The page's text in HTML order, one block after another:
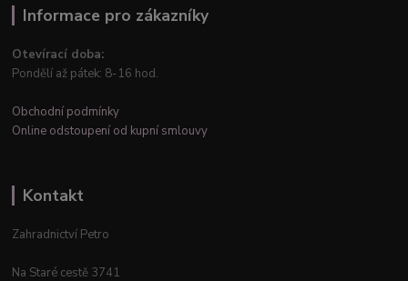
Informace pro zákazníky
Otevírací doba:
Pondělí až pátek: 8-16 hod.
Obchodní podmínky
Online odstoupení od kupní smlouvy
Kontakt
Zahradnictví Petro
Na Staré cestě 3741